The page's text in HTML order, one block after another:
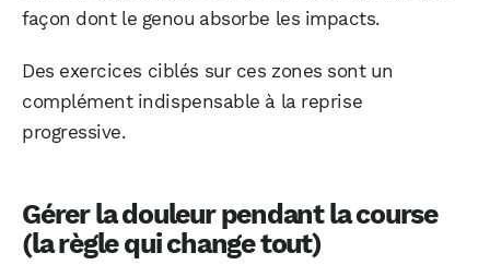
façon dont le genou absorbe les impacts.
Des exercices ciblés sur ces zones sont un
complément indispensable à la reprise
progressive.
Gérer la douleur pendant la course
(la règle qui change tout)